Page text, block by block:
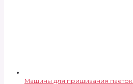
Машины для пришивания паеток